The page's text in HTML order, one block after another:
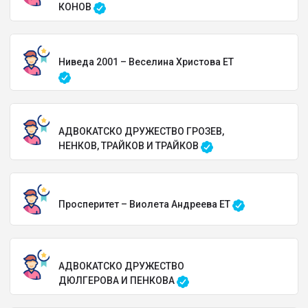
КОНОВ
Ниведа 2001 – Веселина Христова ЕТ
АДВОКАТСКО ДРУЖЕСТВО ГРОЗЕВ,
НЕНКОВ, ТРАЙКОВ И ТРАЙКОВ
Просперитет – Виолета Андреева ЕТ
АДВОКАТСКО ДРУЖЕСТВО
ДЮЛГЕРОВА И ПЕНКОВА